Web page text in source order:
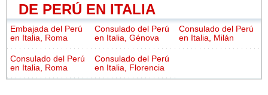
DE PERÚ EN ITALIA
Embajada del Perú
en Italia, Roma
Consulado del Perú
en Italia, Génova
Consulado del Perú
en Italia, Milán
Consulado del Perú
en Italia, Roma
Consulado del Perú
en Italia, Florencia